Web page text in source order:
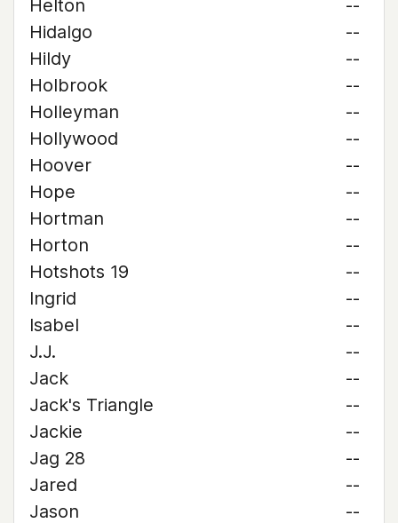
Helton
--
Hidalgo
--
Hildy
--
Holbrook
--
Holleyman
--
Hollywood
--
Hoover
--
Hope
--
Hortman
--
Horton
--
Hotshots 19
--
Ingrid
--
Isabel
--
J.J.
--
Jack
--
Jack's Triangle
--
Jackie
--
Jag 28
--
Jared
--
Jason
--